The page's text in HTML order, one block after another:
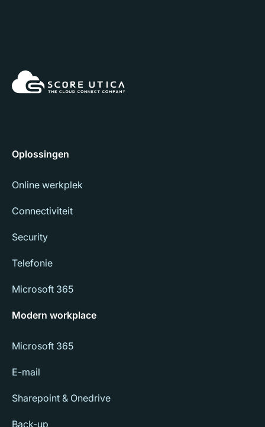
Oplossingen
Online werkplek
Connectiviteit
Security
Telefonie
Microsoft 365
Modern workplace
Microsoft 365
E-mail
Sharepoint & Onedrive
Back-up